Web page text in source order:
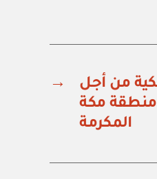
→
(٢٦٢١/٤٥٠٢٠١) نزع ملكية من أجل
منطقة مكة
المكرمة